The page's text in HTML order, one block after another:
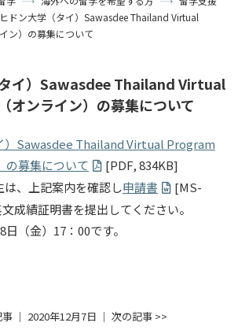
お問い合わせ
在学生の方 教職員の方
学部・大学院・施設
入試情報
ドン大学（タイ）Sawasdee Thailand Virtual
ン）の募集について
イ）Sawasdee Thailand Virtual
ンライン）の募集について
）Sawasdee Thailand Virtual Program
の募集について
[PDF, 834KB]
、上記案内を確認し申請書
[MS-
成績証明書を提出してください。
（金）17：00です。
事 │ 2020年12月7日 │ 次の記事 >>